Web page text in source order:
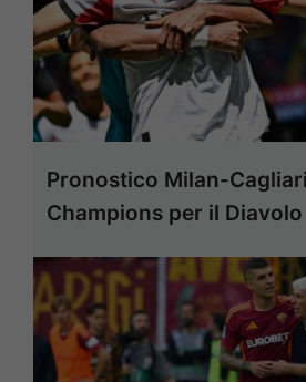
Pronostico Milan-
Champions per il Diavolo